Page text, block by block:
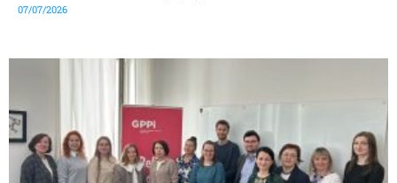
07/07/2026